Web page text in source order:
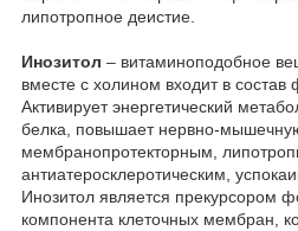
липотропное деистие.
Инозитол – витаминоподобное
вместе с холином входит в
Активирует энергетический
белка, повышает нервно-
мембранопротекторным,
антиатеросклеротическим,
Инозитол является прекурсором
компонента клеточных мембран,